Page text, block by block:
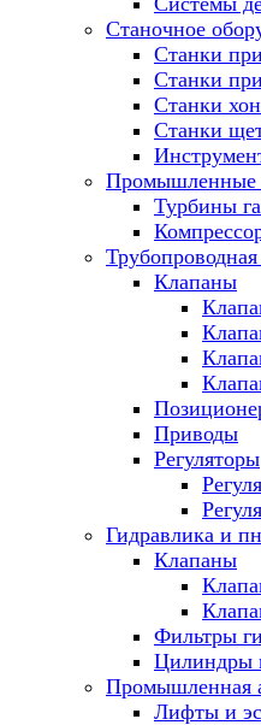
Станочное
Станки
Станки
Станки
Станки
Промышленные
Турбины
Клапаны
Приводы
Регуляторы
Гидравлика и
Клапаны
Фильтры
Цилиндры
Промышленная
Лифты и